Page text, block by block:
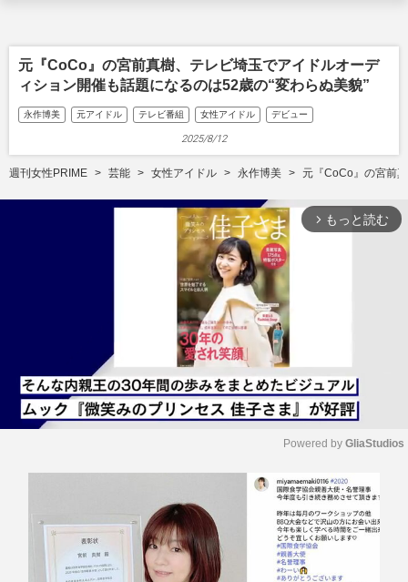
元『CoCo』の宮前真樹、テレビ埼玉でアイドルオーデ
ィション開催も話題になるのは52歳の“変わらぬ美貌”
永作博美 元アイドル テレビ番組 女性アイドル デビュー
2025/8/12
週刊女性PRIME 芸能 女性アイドル 永作博美 元『CoCo』の宮前
arrow_forward_ios もっと読む
M
u
t
e
Powered by GliaStudios